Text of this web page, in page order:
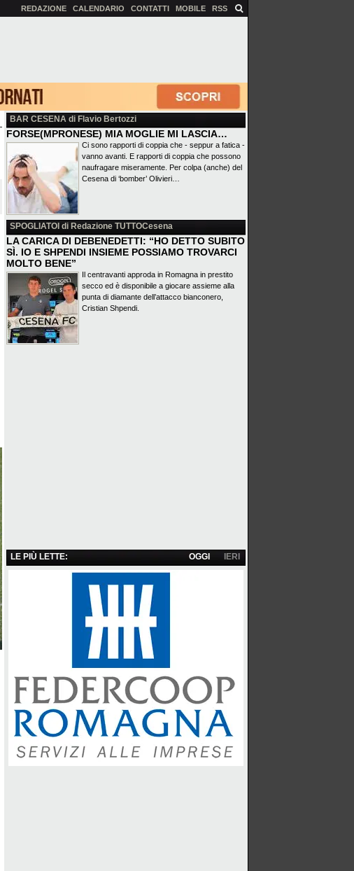
REDAZIONE CALENDARIO CONTATTI MOBILE RSS
BAR CESENA di Flavio Bertozzi
FORSE(MPRONESE) MIA MOGLIE MI LASCIA…
Ci sono rapporti di coppia che - seppur a fatica -
vanno avanti. E rapporti di coppia che possono
naufragare miseramente. Per colpa (anche) del
Cesena di ‘bomber’ Olivieri…
SPOGLIATOI di Redazione TUTTOCesena
LA CARICA DI DEBENEDETTI: “HO DETTO SUBITO
SÌ. IO E SHPENDI INSIEME POSSIAMO TROVARCI
MOLTO BENE”
Il centravanti approda in Romagna in prestito
secco ed è disponibile a giocare assieme alla
punta di diamante dell’attacco bianconero,
Cristian Shpendi.
LE PIÙ LETTE: IERI
OGGI